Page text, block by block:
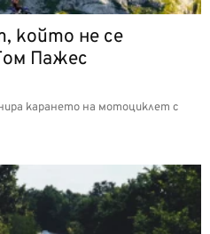
който не се
Пажес
карането на мотоциклет с